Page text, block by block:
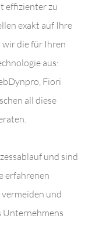
effizienter zu
exakt auf Ihre
wir die für Ihren
aus:
Fiori
all diese
und sind
erfahrenen
und
Unternehmens